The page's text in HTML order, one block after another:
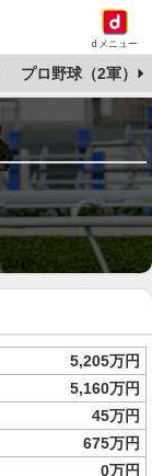
dメニュー
プロ野球（2軍）
5,205万円
5,160万円
45万円
675万円
0万円